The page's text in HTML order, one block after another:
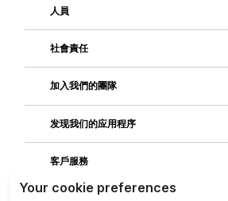
人員
社會責任
加入我們的團隊
发现我们的应用程序
客戶服務